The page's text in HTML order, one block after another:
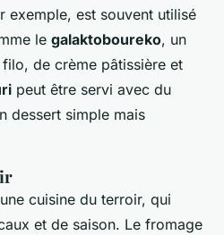
exemple, est souvent utilisé
le galaktoboureko, un
de crème pâtissière et
peut être servi avec du
dessert simple mais
cuisine du terroir, qui
et de saison. Le fromage